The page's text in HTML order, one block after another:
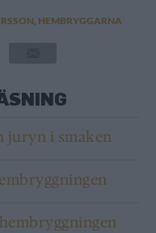
HEMBRYGGARNA
juryn i smaken